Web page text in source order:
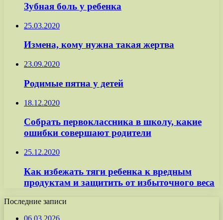
Зубная боль у ребенка
25.03.2020
Измена, кому нужна такая жертва
23.09.2020
Родимые пятна у детей
18.12.2020
Собрать первоклассника в школу, какие
ошибки совершают родители
25.12.2020
Как избежать тяги ребенка к вредным
продуктам и защитить от избыточного веса
Последние записи